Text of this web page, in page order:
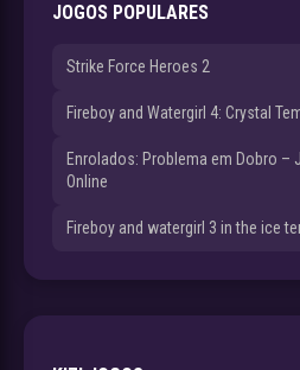
JOGOS POPULARES
Strike Force Heroes 2
Fireboy and Watergirl 4: Crystal
Enrolados: Problema em Dobro –
Online
Fireboy and watergirl 3 in the ice